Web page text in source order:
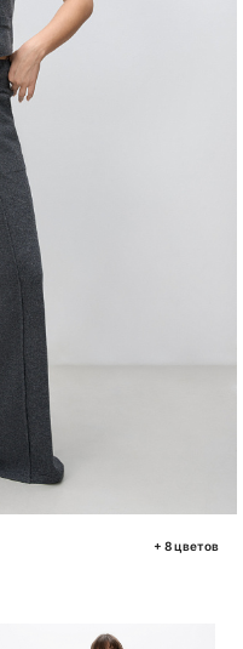
+ 8 цветов